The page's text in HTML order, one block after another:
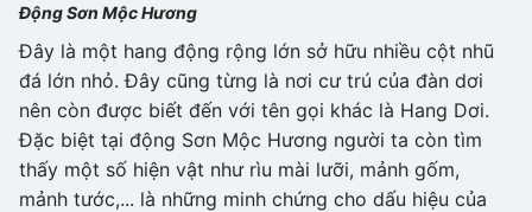
Động Sơn Mộc Hương
Đây là một hang động rộng lớn sở hữu nhiều cột nhũ
đá lớn nhỏ. Đây cũng từng là nơi cư trú của đàn dơi
nên còn được biết đến với tên gọi khác là Hang Dơi.
Đặc biệt tại động Sơn Mộc Hương người ta còn tìm
thấy một số hiện vật như rìu mài lưỡi, mảnh gốm,
mảnh tước,... là những minh chứng cho dấu hiệu của